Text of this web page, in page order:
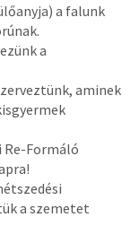
a falunk
a
aminek
Re-Formáló
a szemetet